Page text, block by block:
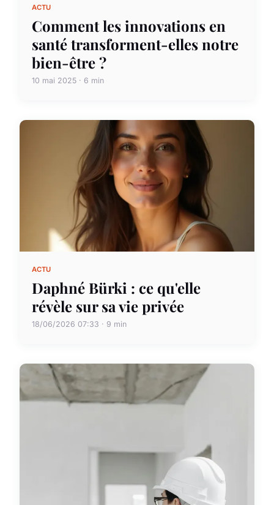
ACTU
Comment les innovations en
santé transforment-elles notre
bien-être ?
10 mai 2025 · 6 min
ACTU
Daphné Bürki : ce qu'elle
révèle sur sa vie privée
18/06/2026 07:33 · 9 min